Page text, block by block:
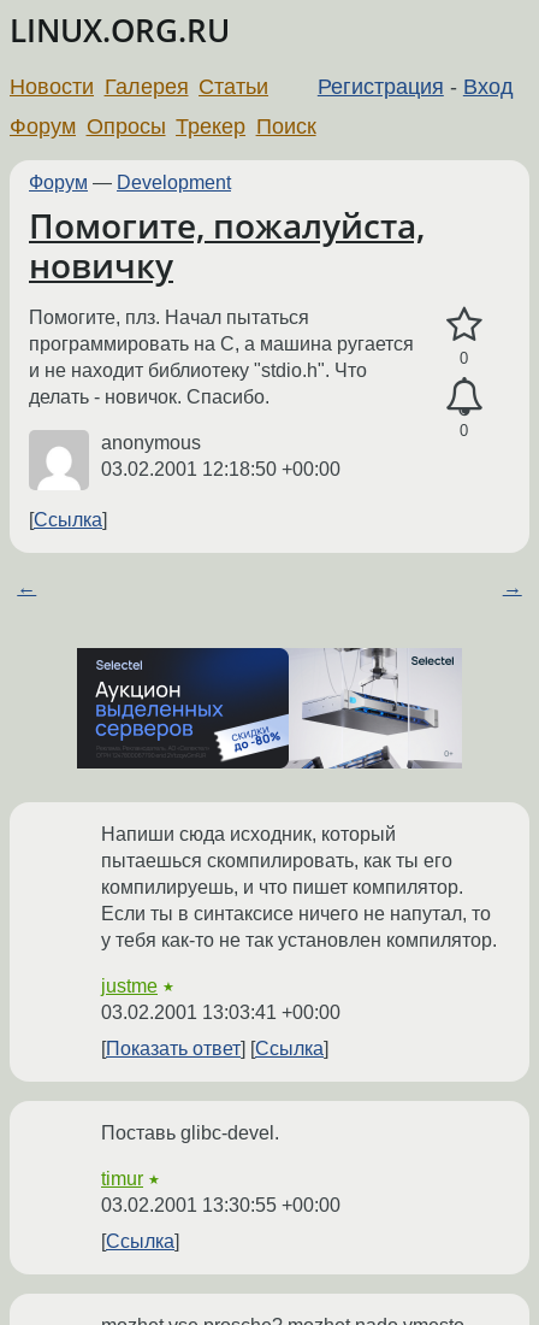
LINUX.ORG.RU
Регистрация - Вход
Новости Галерея Статьи
Форум Опросы Трекер Поиск
Форум — Development
Помогите, пожалуйста,
новичку
0
0
Помогите, плз. Начал пытаться
программировать на С, а машина ругается
и не находит библиотеку "stdio.h". Что
делать - новичок. Спасибо.
anonymous
03.02.2001 12:18:50 +00:00
Ссылка
← →
Напиши сюда исходник, который
пытаешься скомпилировать, как ты его
компилируешь, и что пишет компилятор.
Если ты в синтаксисе ничего не напутал, то
у тебя как-то не так установлен компилятор.
justme ★
03.02.2001 13:03:41 +00:00
Показать ответ
Ссылка
Поставь glibc-devel.
timur ★
03.02.2001 13:30:55 +00:00
Ссылка